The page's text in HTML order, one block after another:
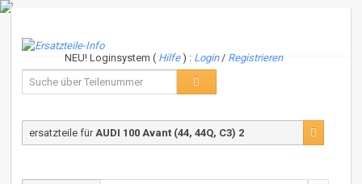
NEU! Loginsystem ( Hilfe) : Login / Registrieren
ersatzteile für AUDI 100 Avant (44, 44Q, C3) 2